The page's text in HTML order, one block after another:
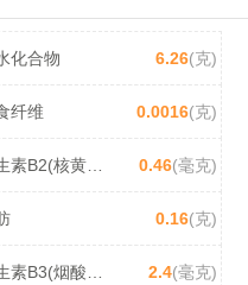
化合物 6.26(克)
纤维 0.0016(克)
维生素B2(核黄素) 0.46(毫克)
0.16(克)
2.4(毫克)